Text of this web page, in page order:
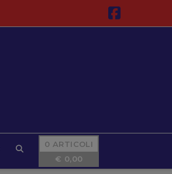
0 ARTICOLI
€ 0,00